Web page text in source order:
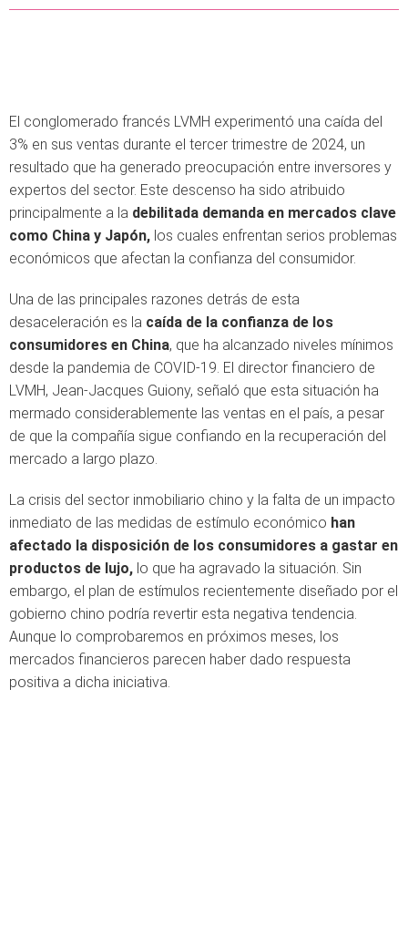
El conglomerado francés LVMH experimentó una caída del
3% en sus ventas durante el tercer trimestre de 2024, un
resultado que ha generado preocupación entre inversores y
expertos del sector. Este descenso ha sido atribuido
principalmente a la debilitada demanda en mercados clave
como China y Japón, los cuales enfrentan serios problemas
económicos que afectan la confianza del consumidor.
Una de las principales razones detrás de esta
desaceleración es la caída de la confianza de los
consumidores en China, que ha alcanzado niveles mínimos
desde la pandemia de COVID-19. El director financiero de
LVMH, Jean-Jacques Guiony, señaló que esta situación ha
mermado considerablemente las ventas en el país, a pesar
de que la compañía sigue confiando en la recuperación del
mercado a largo plazo.
La crisis del sector inmobiliario chino y la falta de un impacto
inmediato de las medidas de estímulo económico han
afectado la disposición de los consumidores a gastar en
productos de lujo, lo que ha agravado la situación. Sin
embargo, el plan de estímulos recientemente diseñado por el
gobierno chino podría revertir esta negativa tendencia.
Aunque lo comprobaremos en próximos meses, los
mercados financieros parecen haber dado respuesta
positiva a dicha iniciativa.